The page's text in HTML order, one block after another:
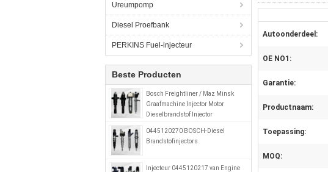
Ureumpomp
Diesel Proefbank
PERKINS Fuel-injecteur
Beste Producten
Bosch Freightliner / Maz Minsk
Graafmachine Injector Motor
Dieselbrandstof Injector
A0280746902
0445120270 BOSCH-Diesel
Brandstofinjectors
Injecteur 0445120217 van Engine
Autoonderdeel:
OE NO1:
Garantie:
Productnaam:
Toepassing:
MOQ: